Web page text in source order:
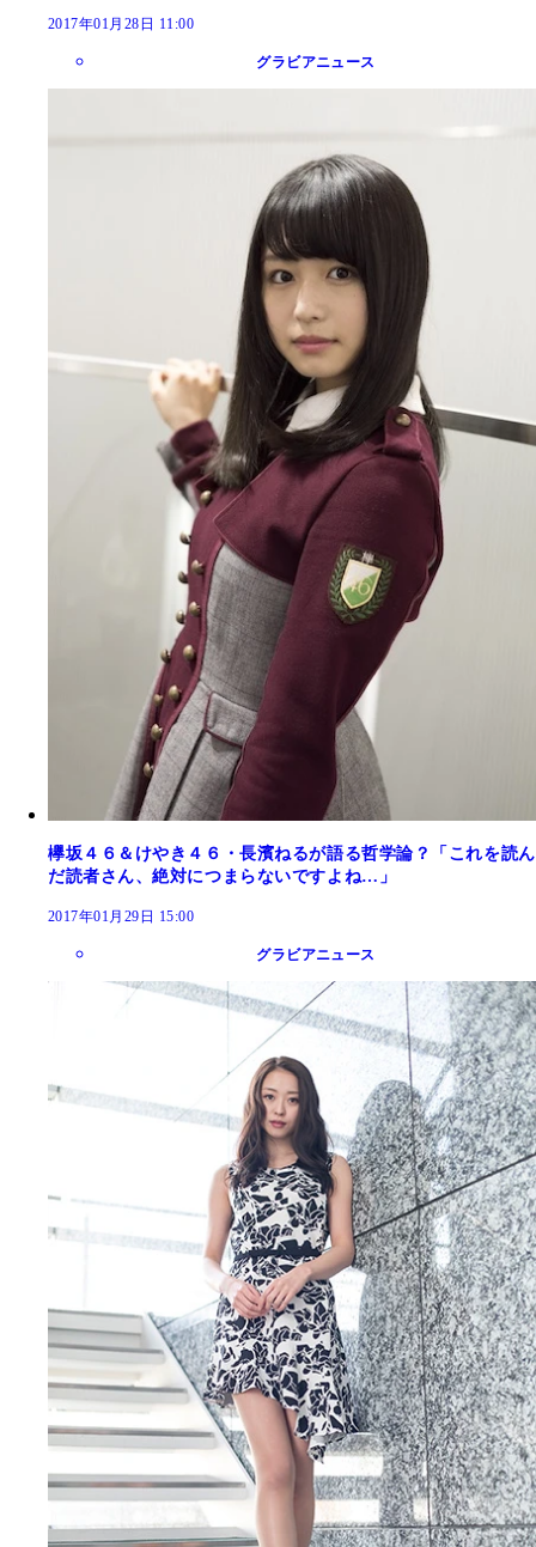
2017年01月28日 11:00
グラビアニュース
欅坂４６＆けやき４６・長濱ねるが語る哲学論？「これを読ん
だ読者さん、絶対につまらないですよね…」
2017年01月29日 15:00
グラビアニュース